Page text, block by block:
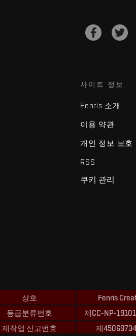
사이트 정보
Fenris 소개
이용 약관
개인 정보 보호
RSS
쿠키 관리
상호
Fenris
등급분류번호
제CC-NP-
제작업 신고번호
제